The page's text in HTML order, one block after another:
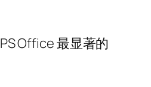
Office 最显著的